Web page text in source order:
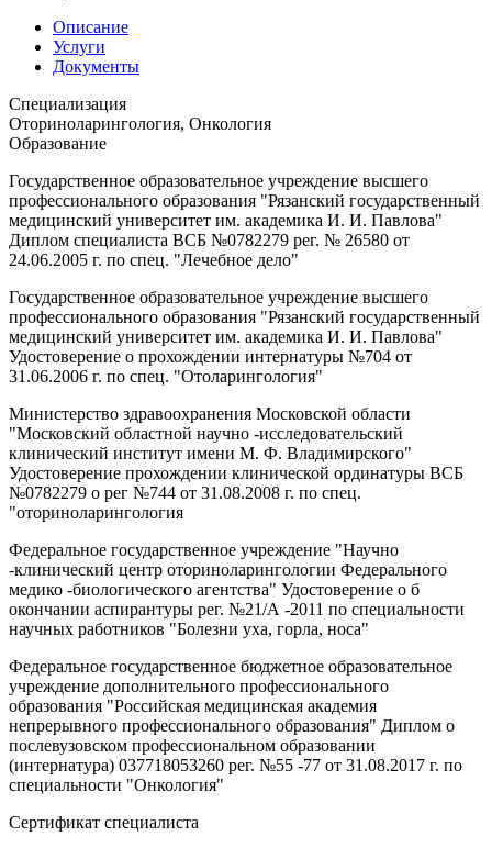
Описание
Услуги
Документы
Специализация
Оториноларингология, Онкология
Образование
Государственное образовательное учреждение высшего
профессионального образования "Рязанский государственный
медицинский университет им. академика И. И. Павлова"
Диплом специалиста ВСБ №0782279 рег. № 26580 от
24.06.2005 г. по спец. "Лечебное дело"
Государственное образовательное учреждение высшего
профессионального образования "Рязанский государственный
медицинский университет им. академика И. И. Павлова"
Удостоверение о прохождении интернатуры №704 от
31.06.2006 г. по спец. "Отоларингология"
Министерство здравоохранения Московской области
"Московский областной научно -исследовательский
клинический институт имени М. Ф. Владимирского"
Удостоверение прохождении клинической ординатуры ВСБ
№0782279 о рег №744 от 31.08.2008 г. по спец.
"оториноларингология
Федеральное государственное учреждение "Научно
-клинический центр оториноларингологии Федерального
медико -биологического агентства" Удостоверение о б
окончании аспирантуры рег. №21/А -2011 по специальности
научных работников "Болезни уха, горла, носа"
Федеральное государственное бюджетное образовательное
учреждение дополнительного профессионального
образования "Российская медицинская академия
непрерывного профессионального образования" Диплом о
послевузовском профессиональном образовании
(интернатура) 037718053260 рег. №55 -77 от 31.08.2017 г. по
специальности "Онкология"
Сертификат специалиста